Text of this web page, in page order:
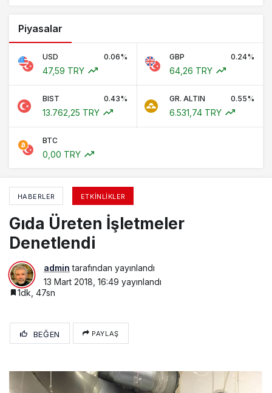
Piyasalar
USD 0.06%
47,59 TRY
GBP 0.24%
64,26 TRY
BIST 0.43%
13.762,25 TRY
GR. ALTIN 0.55%
6.531,74 TRY
BTC
0,00 TRY
HABERLER ETKINLIKLER
Gıda Üreten İşletmeler
Denetlendi
admin tarafından yayınlandı
13 Mart 2018, 16:49 yayınlandı
1dk, 47sn
BEĞEN PAYLAŞ